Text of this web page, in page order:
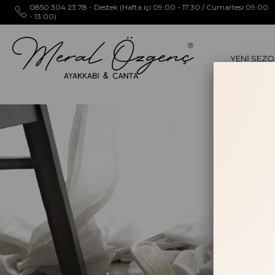
0850 304 23 78 - Destek (Hafta içi 09:00 - 17.30 / Cumartesi 09:00
- 13:00)
YENİ